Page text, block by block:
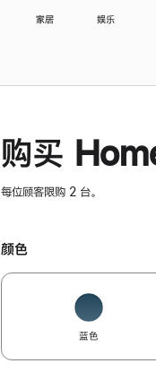
家居 娱乐
购买
每位顾客限购 2 台。
颜色
蓝色